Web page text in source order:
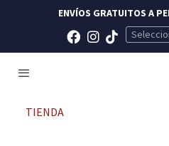
ENVÍOS GRATUITOS A
TIENDA